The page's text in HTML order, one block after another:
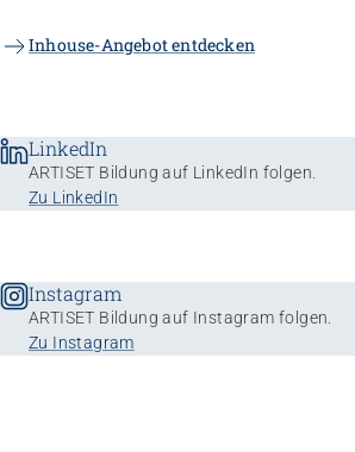
Inhouse-Angebot entdecken
LinkedIn
ARTISET Bildung auf LinkedIn folgen.
Zu LinkedIn
Instagram
ARTISET Bildung auf Instagram folgen.
Zu Instagram